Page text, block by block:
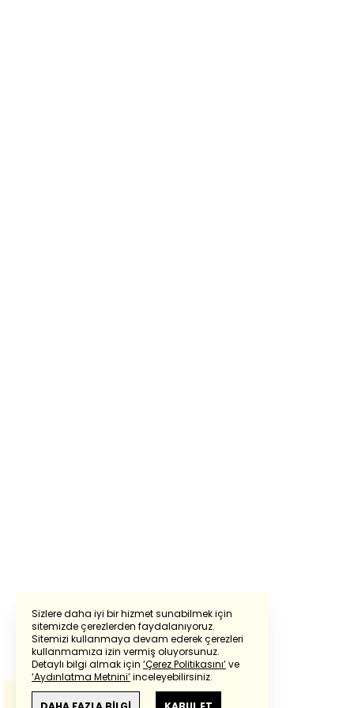
Sizlere daha iyi bir hizmet sunabilmek için
sitemizde çerezlerden faydalanıyoruz.
Sitemizi kullanmaya devam ederek çerezleri
kullanmamıza izin vermiş oluyorsunuz.
Detaylı bilgi almak için ‘Çerez Politikasını’ve
‘Aydınlatma Metnini’inceleyebilirsiniz.
Powered by Translate
Bu çevirideGoogle Transletekullanılmıştır.
Anlam ve çeviri hatalarından
haberturk.com